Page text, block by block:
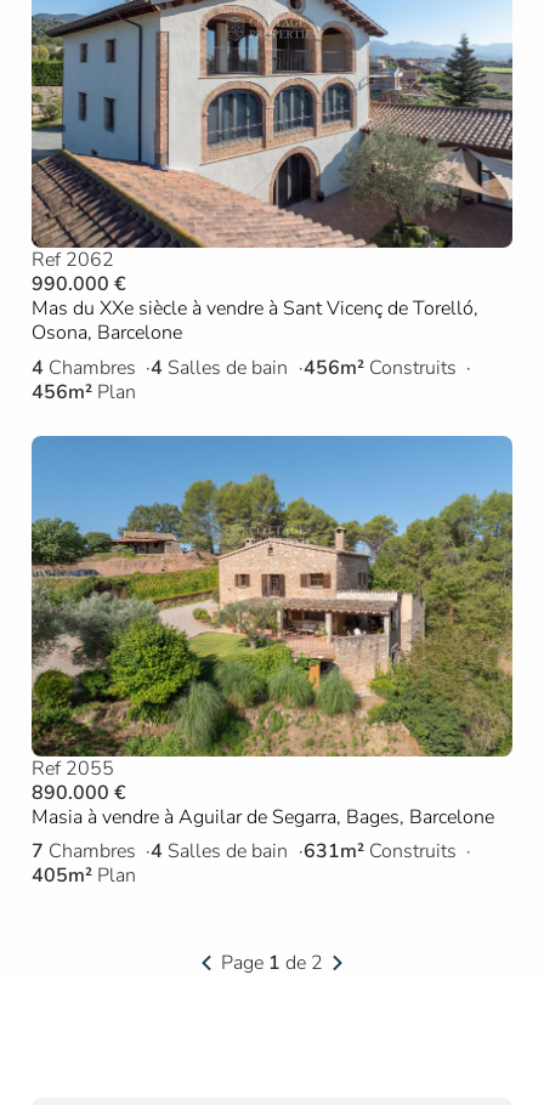
Ref 2062
990.000 €
Mas du XXe siècle à vendre à Sant Vicenç de Torelló,
Osona, Barcelone
4 Chambres 4 Salles de bain 456m² Construits
456m² Plan
Ref 2055
890.000 €
Masia à vendre à Aguilar de Segarra, Bages, Barcelone
7 Chambres 4 Salles de bain 631m² Construits
405m² Plan
Page 1 de 2